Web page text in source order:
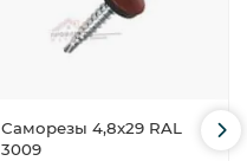
Саморезы 4,8х29 RAL
3009